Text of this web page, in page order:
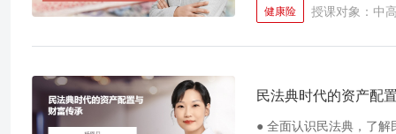
健康险 授课对象：中
民法典时代的资产配
● 全面认识民法典，了